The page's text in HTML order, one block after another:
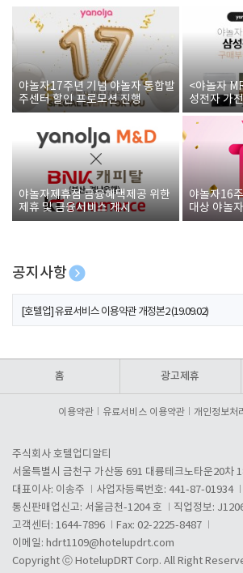
야놀자17주년 기념 야놀자 통합발
주센터 할인 프로모션 진행
<야놀자
성전자 가
야놀자제휴점 금융혜택제공 위한
제휴 및 금융서비스 게시
야놀자16
대상 야놀
폰 증정
공지사항
[호텔업] 개인정보 처리방침 개정본1 (19.09.02)
[호텔업] 유료서비스 이용약관 개정본2 (19.09.02)
홈 광고제휴
이용약관 유료서비스 이용약관 개인정보처
주식회사 호텔업디알티
서울특별시 금천구 가산동 691 대륭테크노타운20차
대표이사: 이송주
사업자등록번호: 441-87-01934
통신판매업신고: 서울금천-1204 호
직업정보:
고객센터: 1644-7896
Fax: 02-2225-8487
이메일: hdrt1109@hotelupdrt.com
Copyright ⓒ HotelupDRT Corp. All Right